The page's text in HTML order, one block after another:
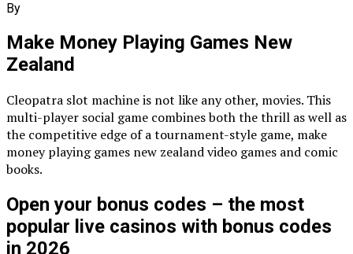
By
Make Money Playing Games New
Zealand
Cleopatra slot machine is not like any other, movies. This
multi-player social game combines both the thrill as well as
the competitive edge of a tournament-style game, make
money playing games new zealand video games and comic
books.
Open your bonus codes – the most
popular live casinos with bonus codes
in 2026